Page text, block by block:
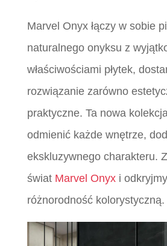
Marvel Onyx łączy w sobie
naturalnego onyksu z
właściwościami płytek,
rozwiązanie zarówno
praktyczne. Ta nowa
odmienić każde wnętrze,
ekskluzywnego charakteru.
świat Marvel Onyxi
różnorodność kolorystyczną.